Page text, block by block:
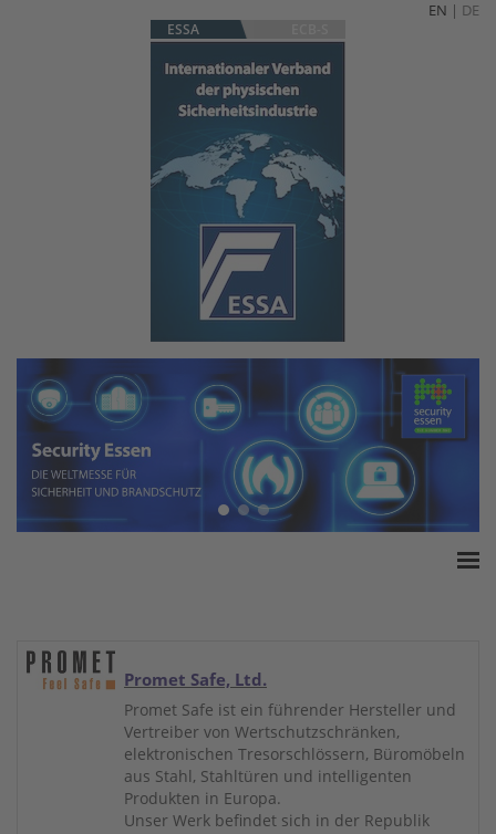
EN | DE
ESSA
White Paper
Versicherungssummen
Promet Safe, Ltd.
Promet Safe ist ein führender Hersteller und
Vertreiber von Wertschutzschränken,
elektronischen Tresorschlössern, Büromöbeln
aus Stahl, Stahltüren und intelligenten
Produkten in Europa.
Unser Werk befindet sich in der Republik